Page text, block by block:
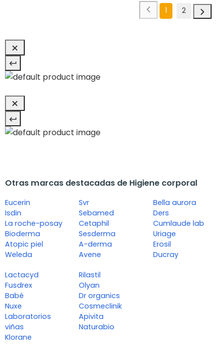
1 2
Otras marcas destacadas de Higiene corporal
Eucerin
Isdin
La roche-posay
Bioderma
Atopic piel
Weleda
Svr
Sebamed
Cetaphil
Sesderma
A-derma
Avene
Bella aurora
Ders
Cumlaude lab
Uriage
Erosil
Ducray
Lactacyd
Fusdrex
Babé
Nuxe
Laboratorios
viñas
Klorane
Rilastil
Olyan
Dr organics
Cosmeclinik
Apivita
Naturabio